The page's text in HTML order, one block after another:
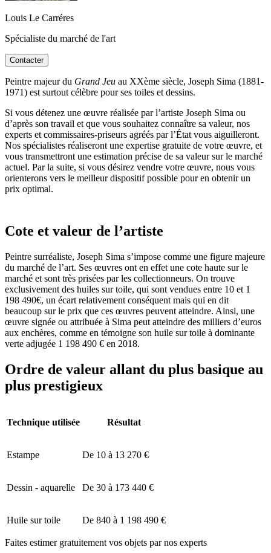
Louis Le Carréres
Spécialiste du marché de l'art
Contacter
Peintre majeur du Grand Jeu au XXème siècle, Joseph Sima (1881-
1971) est surtout célèbre pour ses toiles et dessins.
Si vous détenez une œuvre réalisée par l’artiste Joseph Sima ou
d’après son travail et que vous souhaitez connaître sa valeur, nos
experts et commissaires-priseurs agréés par l’État vous aiguilleront.
Nos spécialistes réaliseront une expertise gratuite de votre œuvre, et
vous transmettront une estimation précise de sa valeur sur le marché
actuel. Par la suite, si vous désirez vendre votre œuvre, nous vous
orienterons vers le meilleur dispositif possible pour en obtenir un
prix optimal.
Cote et valeur de l’artiste
Peintre surréaliste, Joseph Sima s’impose comme une figure majeure
du marché de l’art. Ses œuvres ont en effet une cote haute sur le
marché et sont très prisées par les collectionneurs. On trouve
exclusivement des huiles sur toile, qui sont vendues entre 10 et 1
198 490€, un écart relativement conséquent mais qui en dit
beaucoup sur le prix que ces œuvres peuvent atteindre. Ainsi, une
œuvre signée ou attribuée à Sima peut atteindre des milliers d’euros
aux enchères, comme en témoigne son huile sur toile à dominante
verte adjugée 1 198 490 € en 2018.
Ordre de valeur allant du plus basique au
plus prestigieux
Technique utilisée Résultat
Estampe De 10 à 13 270 €
Dessin - aquarelle De 30 à 173 440 €
Huile sur toile De 840 à 1 198 490 €
Faites estimer gratuitement vos objets par nos experts